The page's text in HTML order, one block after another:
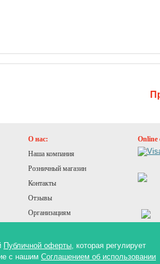
О нас:
Наша компания
Розничный магазин
Контакты
Отзывы
Организациям
Online
Публичной оферты, которая регулирует
с нашим Соглашением об использовании